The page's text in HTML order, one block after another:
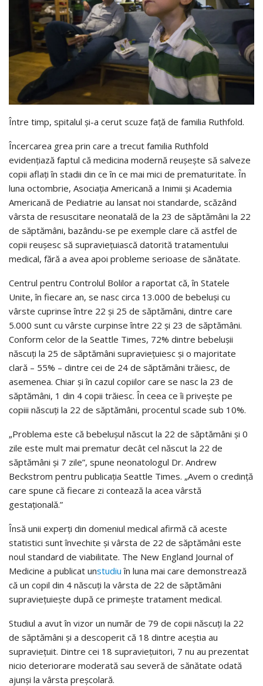
Între timp, spitalul și-a cerut scuze față de familia Ruthfold.
Încercarea grea prin care a trecut familia Ruthfold
evidențiază faptul că medicina modernă reușește să salveze
copii aflați în stadii din ce în ce mai mici de prematuritate. În
luna octombrie, Asociația Americană a Inimii și Academia
Americană de Pediatrie au lansat noi standarde, scăzând
vârsta de resuscitare neonatală de la 23 de săptămâni la 22
de săptămâni, bazându-se pe exemple clare că astfel de
copii reușesc să supraviețuiască datorită tratamentului
medical, fără a avea apoi probleme serioase de sănătate.
Centrul pentru Controlul Bolilor a raportat că, în Statele
Unite, în fiecare an, se nasc circa 13.000 de bebeluși cu
vârste cuprinse între 22 și 25 de săptămâni, dintre care
5.000 sunt cu vârste curpinse între 22 și 23 de săptămâni.
Conform celor de la Seattle Times, 72% dintre bebelușii
născuți la 25 de săptămâni supraviețuiesc și o majoritate
clară – 55% – dintre cei de 24 de săptămâni trăiesc, de
asemenea. Chiar și în cazul copiilor care se nasc la 23 de
săptămâni, 1 din 4 copii trăiesc. În ceea ce îi privește pe
copiii născuți la 22 de săptămâni, procentul scade sub 10%.
„Problema este că bebelușul născut la 22 de săptămâni și 0
zile este mult mai prematur decât cel născut la 22 de
săptămâni și 7 zile”, spune neonatologul Dr. Andrew
Beckstrom pentru publicația Seattle Times. „Avem o credință
care spune că fiecare zi contează la acea vârstă
gestațională.”
Însă unii experți din domeniul medical afirmă că aceste
statistici sunt învechite și vârsta de 22 de săptămâni este
noul standard de viabilitate. The New England Journal of
Medicine a publicat unstudiu în luna mai care demonstrează
că un copil din 4 născuți la vârsta de 22 de săptămâni
supraviețuieşte după ce primeşte tratament medical.
Studiul a avut în vizor un număr de 79 de copii născuți la 22
de săptămâni și a descoperit că 18 dintre aceștia au
supraviețuit. Dintre cei 18 supraviețuitori, 7 nu au prezentat
nicio deteriorare moderată sau severă de sănătate odată
ajunși la vârsta preșcolară.